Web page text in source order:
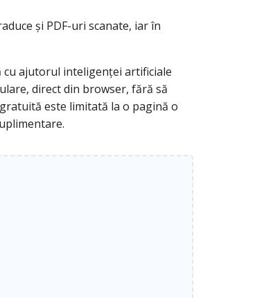
și PDF-uri scanate, iar în
cu ajutorul inteligenței artificiale
direct din browser, fără să
este limitată la o pagină o